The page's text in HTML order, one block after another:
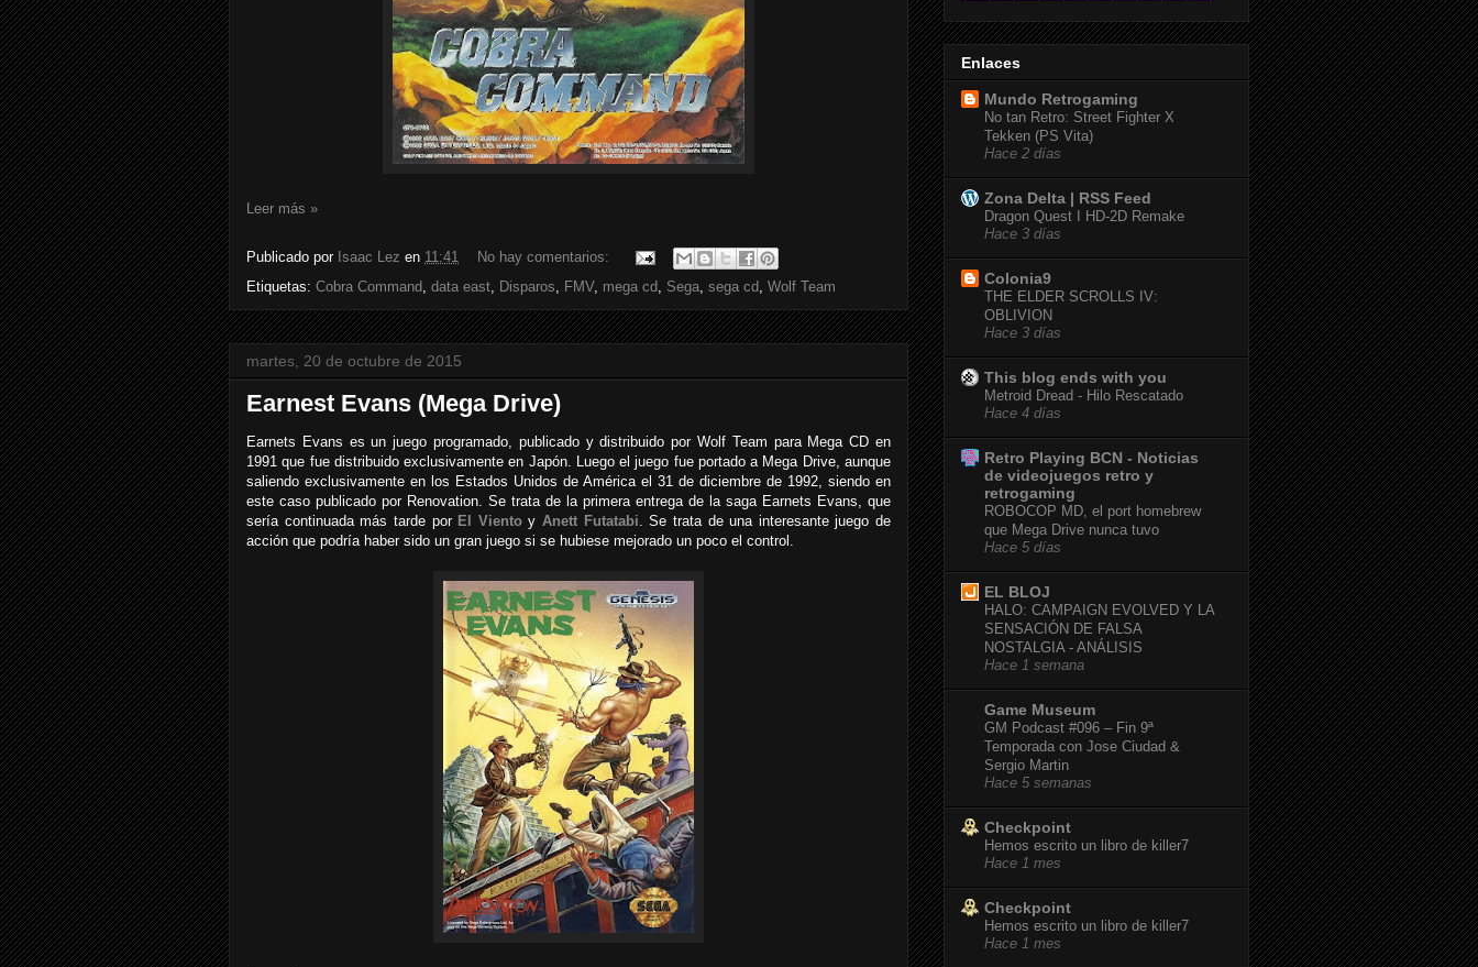
Leer más »
Publicado por Isaac Lez en 11:41
No hay comentarios:
Etiquetas: Cobra Command data east Disparos FMV, mega cd Sega sega cd Wolf Team
martes, 20 de octubre de 2015
Earnest Evans (Mega Drive)
Earnets Evans es un juego programado, publicado y distribuido por Wolf Team para Mega CD en
1991 que fue distribuido exclusivamente en Japón. Luego el juego fue portado a Mega Drive, aunque
saliendo exclusivamente en los Estados Unidos de América el 31 de diciembre de 1992, siendo en
este caso publicado por Renovation. Se trata de la primera entrega de la saga Earnets Evans, que
sería continuada más tarde por El Vientoy Anett Futatabi . Se trata de una interesante juego de
acción que podría haber sido un gran juego si se hubiese mejorado un poco el control.
Enlaces
Mundo Retrogaming
No tan Retro: Street Fighter X
Tekken (PS Vita)
Hace 2 días
Zona Delta | RSS Feed
Dragon Quest I HD-2D Remake
Hace 3 días
Colonia9
THE ELDER SCROLLS IV:
OBLIVION
Hace 3 días
This blog ends with you
Metroid Dread - Hilo Rescatado
Hace 4 días
Retro Playing BCN - Noticias
de videojuegos retro y
retrogaming
ROBOCOP MD, el port homebrew
que Mega Drive nunca tuvo
Hace 5 días
EL BLOJ
HALO: CAMPAIGN EVOLVED Y LA
SENSACIÓN DE FALSA
NOSTALGIA - ANÁLISIS
Hace 1 semana
Game Museum
GM Podcast #096 – Fin 9ª
Temporada con Jose Ciudad &
Sergio Martin
Hace 5 semanas
Checkpoint
Hemos escrito un libro de killer7
Hace 1 mes
Checkpoint
Hemos escrito un libro de killer7
Hace 1 mes